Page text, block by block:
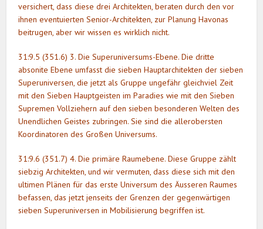
versichert, dass diese drei Architekten, beraten durch den vor
ihnen eventuierten Senior-Architekten, zur Planung Havonas
beitrugen, aber wir wissen es wirklich nicht.
31:9.5 (351.6) 3. Die Superuniversums-Ebene. Die dritte
absonite Ebene umfasst die sieben Hauptarchitekten der sieben
Superuniversen, die jetzt als Gruppe ungefähr gleichviel Zeit
mit den Sieben Hauptgeisten im Paradies wie mit den Sieben
Supremen Vollziehern auf den sieben besonderen Welten des
Unendlichen Geistes zubringen. Sie sind die allerobersten
Koordinatoren des Großen Universums.
31:9.6 (351.7) 4. Die primäre Raumebene. Diese Gruppe zählt
siebzig Architekten, und wir vermuten, dass diese sich mit den
ultimen Plänen für das erste Universum des Äusseren Raumes
befassen, das jetzt jenseits der Grenzen der gegenwärtigen
sieben Superuniversen in Mobilisierung begriffen ist.